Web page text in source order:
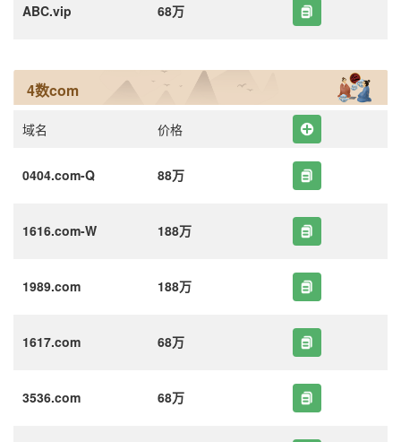
ABC.vip 68万
4数com
域名 价格
0404.com-Q 88万
1616.com-W 188万
1989.com 188万
1617.com 68万
3536.com 68万